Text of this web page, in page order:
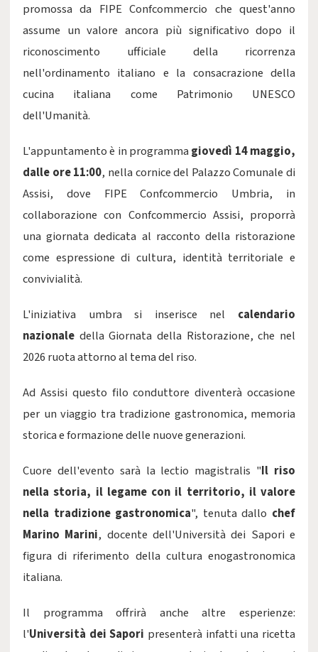
promossa da FIPE Confcommercio che quest'anno
assume un valore ancora più significativo dopo il
riconoscimento ufficiale della ricorrenza
nell'ordinamento italiano e la consacrazione della
cucina italiana come Patrimonio UNESCO
dell'Umanità.
L'appuntamento è in programma giovedì 14 maggio,
dalle ore 11:00, nella cornice del Palazzo Comunale di
Assisi, dove FIPE Confcommercio Umbria, in
collaborazione con Confcommercio Assisi, proporrà
una giornata dedicata al racconto della ristorazione
come espressione di cultura, identità territoriale e
convivialità.
L'iniziativa umbra si inserisce nel calendario
nazionale della Giornata della Ristorazione, che nel
2026 ruota attorno al tema del riso.
Ad Assisi questo filo conduttore diventerà occasione
per un viaggio tra tradizione gastronomica, memoria
storica e formazione delle nuove generazioni.
Cuore dell'evento sarà la lectio magistralis "Il riso
nella storia, il legame con il territorio, il valore
nella tradizione gastronomica", tenuta dallo chef
Marino Marini, docente dell'Università dei Sapori e
figura di riferimento della cultura enogastronomica
italiana.
Il programma offrirà anche altre esperienze:
l'Università dei Sapori presenterà infatti una ricetta